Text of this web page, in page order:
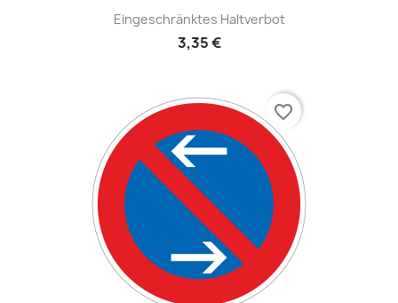
Eingeschränktes Haltverbot
3,35 €
favorite_border